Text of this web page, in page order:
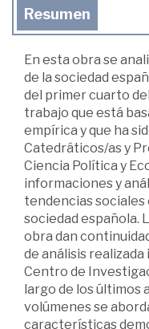
Resumen
En esta obra se
de la sociedad
del primer cuarto
trabajo que está
empírica y que ha
Catedráticos/as y
Ciencia Política y
informaciones y
tendencias sociales
sociedad española.
obra dan
de análisis
Centro de
largo de los últimos
volúmenes se
características